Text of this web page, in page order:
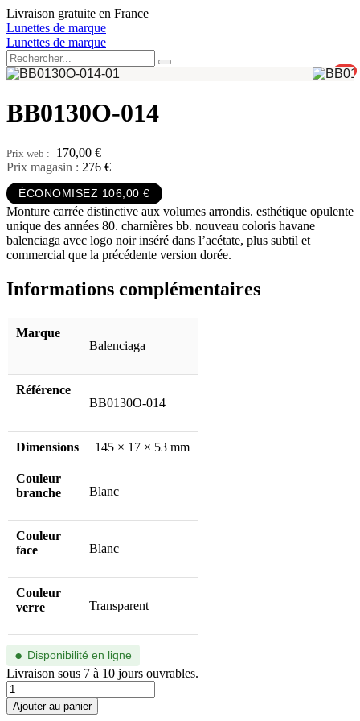
Aller
au
contenu
Livraison gratuite en France
Lunettes de marque
Lunettes de marque
0
BB0130O-014
170,00 €
Prix magasin : 276 €
ÉCONOMISEZ 106,00 €
Monture carrée distinctive aux volumes arrondis. esthétique opulente
unique des années 80. charnières bb. nouveau coloris havane
balenciaga avec logo noir inséré dans l’acétate, plus subtil et
commercial que la précédente version dorée.
Informations complémentaires
Référence
BB0130O-014
Dimensions 145 × 17 × 53 mm
Couleur
branche
Blanc
Couleur
face
Blanc
Couleur
verre
Transparent
Marque
Balenciaga
● Disponibilité en ligne
Livraison sous 7 à 10 jours ouvrables.
quantité
de
BB0130O-
Ajouter au panier